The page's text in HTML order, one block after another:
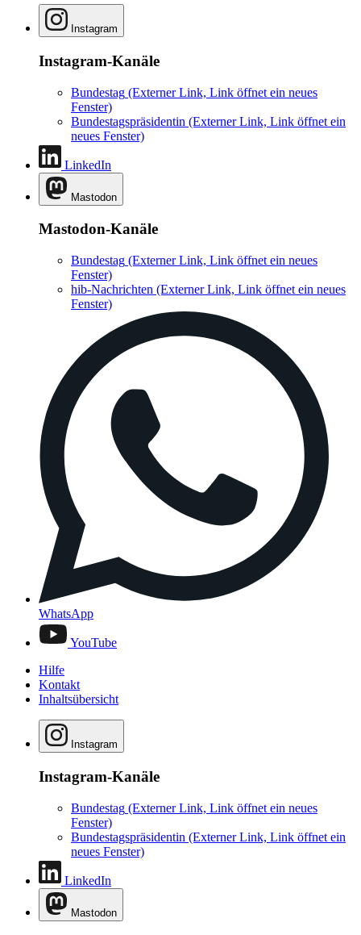
Instagram
Instagram-Kanäle
Bundestag (Externer Link, Link öffnet ein neues
Fenster)
Bundestagspräsidentin (Externer Link, Link öffnet ein
neues Fenster)
LinkedIn
Mastodon
Mastodon-Kanäle
Bundestag (Externer Link, Link öffnet ein neues
Fenster)
hib-Nachrichten (Externer Link, Link öffnet ein neues
Fenster)
WhatsApp
YouTube
Hilfe
Kontakt
Inhaltsübersicht
Instagram
Instagram-Kanäle
Bundestag (Externer Link, Link öffnet ein neues
Fenster)
Bundestagspräsidentin (Externer Link, Link öffnet ein
neues Fenster)
LinkedIn
Mastodon